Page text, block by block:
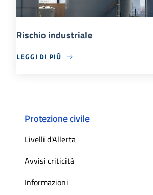
Rischio industriale
LEGGI DI PIÙ
Protezione civile
Livelli d'Allerta
Avvisi criticità
Informazioni